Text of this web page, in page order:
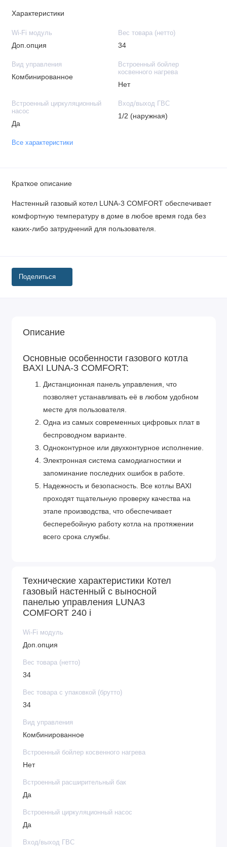
Характеристики
Wi-Fi модуль
Доп.опция
Вес товара (нетто)
34
Вид управления
Комбинированное
Встроенный бойлер
косвенного нагрева
Нет
Встроенный циркуляционный
насос
Да
Вход/выход ГВС
1/2 (наружная)
Все характеристики
Краткое описание
Настенный газовый котел LUNA-3 COMFORT обеспечивает
комфортную температуру в доме в любое время года без
каких-либо затруднений для пользователя.
Поделиться
Описание
Основные особенности газового котла
BAXI LUNA-3 COMFORT:
Дистанционная панель управления, что
позволяет устанавливать её в любом удобном
месте для пользователя.
Одна из самых современных цифровых плат в
беспроводном варианте.
Одноконтурное или двухконтурное исполнение.
Электронная система самодиагностики и
запоминание последних ошибок в работе.
Надежность и безопасность. Все котлы BAXI
проходят тщательную проверку качества на
этапе производства, что обеспечивает
бесперебойную работу котла на протяжении
всего срока службы.
Технические характеристики Котел
газовый настенный с выносной
панелью управления LUNA3
COMFORT 240 i
Wi-Fi модуль
Доп.опция
Вес товара (нетто)
34
Вес товара с упаковкой (брутто)
34
Вид управления
Комбинированное
Встроенный бойлер косвенного нагрева
Нет
Встроенный расширительный бак
Да
Встроенный циркуляционный насос
Да
Вход/выход ГВС